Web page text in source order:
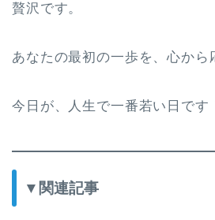
贅沢です。
あなたの最初の一歩を、心から
今日が、人生で一番若い日です
▼関連記事